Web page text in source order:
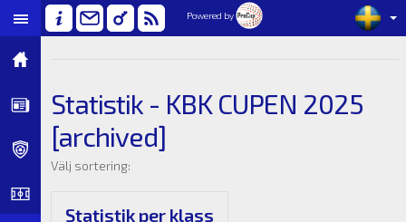
Powered by
Statistik - KBK CUPEN 2025
[archived]
Välj sortering:
Statistik per klass